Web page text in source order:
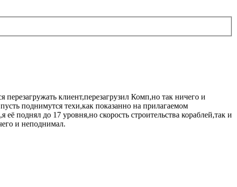
клиент,перезагрузил Комп,но так ничего и
поднимутся техи,как показанно на прилагаемом
поднял до 17 уровня,но скорость строительства кораблей,так и
и неподнимал.